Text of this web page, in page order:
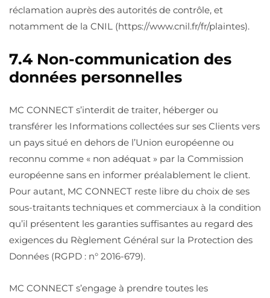
réclamation auprès des autorités de contrôle, et
notamment de la CNIL (https://www.cnil.fr/fr/plaintes).
7.4 Non-communication des
données personnelles
MC CONNECT s’interdit de traiter, héberger ou
transférer les Informations collectées sur ses Clients vers
un pays situé en dehors de l’Union européenne ou
reconnu comme « non adéquat » par la Commission
européenne sans en informer préalablement le client.
Pour autant, MC CONNECT reste libre du choix de ses
sous-traitants techniques et commerciaux à la condition
qu’il présentent les garanties suffisantes au regard des
exigences du Règlement Général sur la Protection des
Données (RGPD : n° 2016-679).
MC CONNECT s’engage à prendre toutes les